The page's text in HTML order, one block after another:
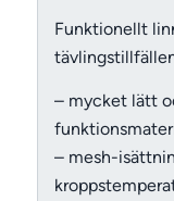
Funktionellt
– mycket lätt
– mesh-